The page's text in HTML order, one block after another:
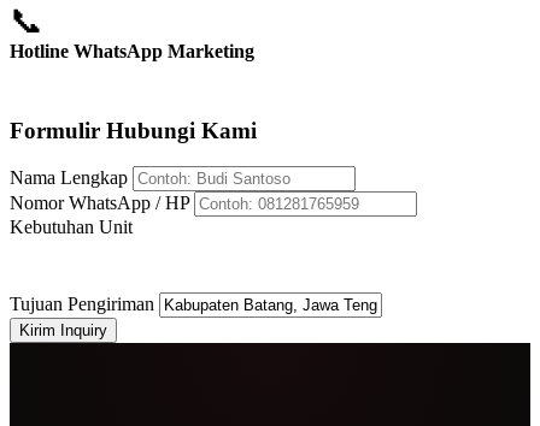
📞
Hotline WhatsApp Marketing
Formulir Hubungi Kami
Nama Lengkap
Nomor WhatsApp / HP
Kebutuhan Unit
Tujuan Pengiriman
Kirim Inquiry